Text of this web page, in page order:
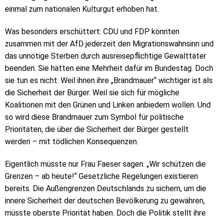
einmal zum nationalen Kulturgut erhoben hat.
Was besonders erschüttert: CDU und FDP könnten
zusammen mit der AfD jederzeit den Migrationswahnsinn und
das unnötige Sterben durch ausreisepflichtige Gewalttäter
beenden. Sie hätten eine Mehrheit dafür im Bundestag. Doch
sie tun es nicht. Weil ihnen ihre „Brandmauer“ wichtiger ist als
die Sicherheit der Bürger. Weil sie sich für mögliche
Koalitionen mit den Grünen und Linken anbiedern wollen. Und
so wird diese Brandmauer zum Symbol für politische
Prioritäten, die über die Sicherheit der Bürger gestellt
werden – mit tödlichen Konsequenzen.
Eigentlich müsste nur Frau Faeser sagen: „Wir schützen die
Grenzen – ab heute!“ Gesetzliche Regelungen existieren
bereits. Die Außengrenzen Deutschlands zu sichern, um die
innere Sicherheit der deutschen Bevölkerung zu gewähren,
müsste oberste Priorität haben. Doch die Politik stellt ihre